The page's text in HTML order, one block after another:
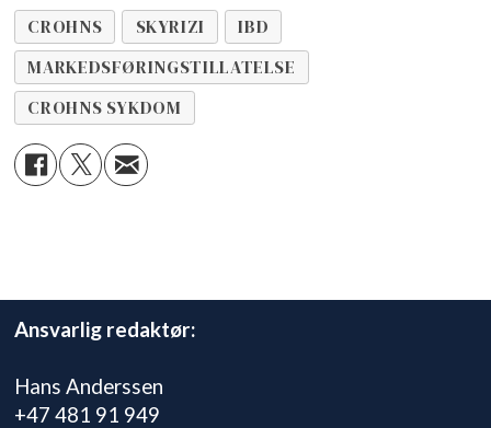
CROHNS SKYRIZI
IBD
MARKEDSFØRINGSTILLATELSE
CROHNS SYKDOM
Ansvarlig redaktør:
Hans Anderssen
+47 481 91 949